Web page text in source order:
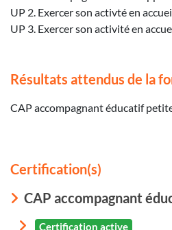
UP 2. Exercer son activté en
UP 3. Exercer son activité en
Résultats attendus de la
CAP accompagnant éducatif
Certification(s)
CAP accompagnant
Certification active